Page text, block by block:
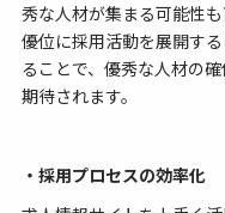
秀な人材が集まる可能性
優位に採用活動を展開す
ることで、優秀な人材の
期待されます。
・採用プロセスの効率化